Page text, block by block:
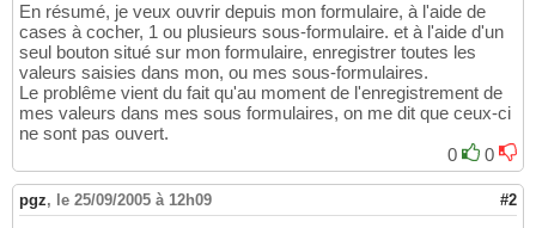
En résumé, je veux ouvrir depuis mon formulaire, à l'aide de
cases à cocher, 1 ou plusieurs sous-formulaire. et à l'aide d'un
seul bouton situé sur mon formulaire, enregistrer toutes les
valeurs saisies dans mon, ou mes sous-formulaires.
Le problême vient du fait qu'au moment de l'enregistrement de
mes valeurs dans mes sous formulaires, on me dit que ceux-ci
ne sont pas ouvert.
0
0
pgz, le 25/09/2005 à 12h09 #2